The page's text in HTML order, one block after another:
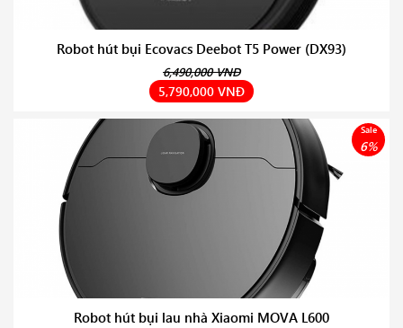
Robot hút bụi Ecovacs Deebot T5 Power (DX93)
6,490,000 VNĐ
5,790,000 VNĐ
Robot hút bụi lau nhà Xiaomi MOVA L600
Sale
6%